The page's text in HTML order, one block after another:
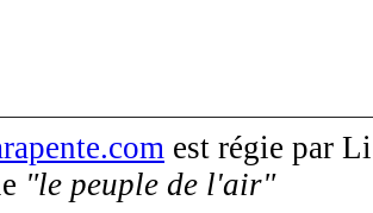
est régie par
"le peuple de l'air"